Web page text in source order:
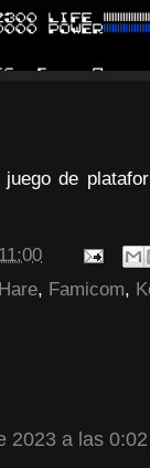
de
11:00
, Famicom,
2023 a las 0:02